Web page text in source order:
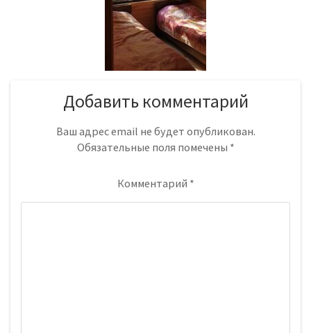
Добавить комментарий
Ваш адрес email не будет опубликован.
Обязательные поля помечены *
Комментарий *